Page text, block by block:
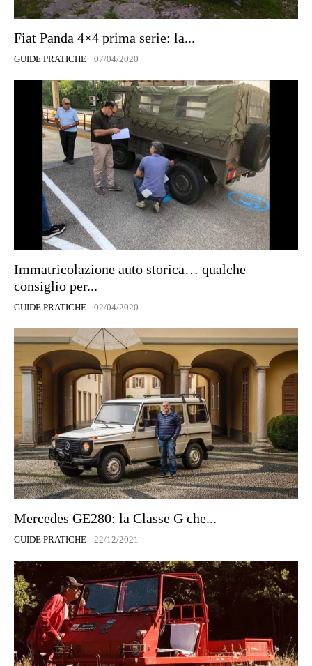
Fiat Panda 4×4 prima serie: la...
GUIDE PRATICHE 07/04/2020
Immatricolazione auto storica… qualche
consiglio per...
GUIDE PRATICHE 02/04/2020
Mercedes GE280: la Classe G che...
GUIDE PRATICHE 22/12/2021